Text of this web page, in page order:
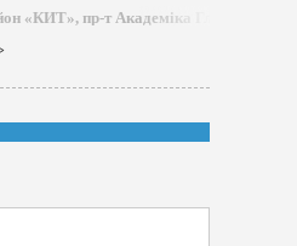
«КИТ», пр-т Академіка Глушкова)